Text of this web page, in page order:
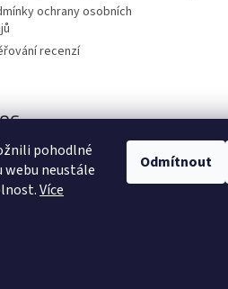
pohodlné
webu neustále
Více
Odmítnout
ochrany osobních
recenzí
na českou